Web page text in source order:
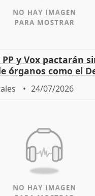
y Vox pactarán
órganos como el
24/07/2026